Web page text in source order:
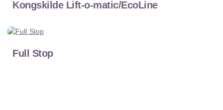
Kongskilde Lift-o-matic/EcoLine
Full Stop